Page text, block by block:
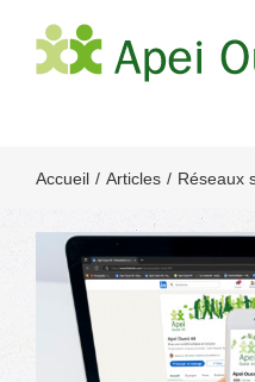
contenu
Accueil Articles Réseaux